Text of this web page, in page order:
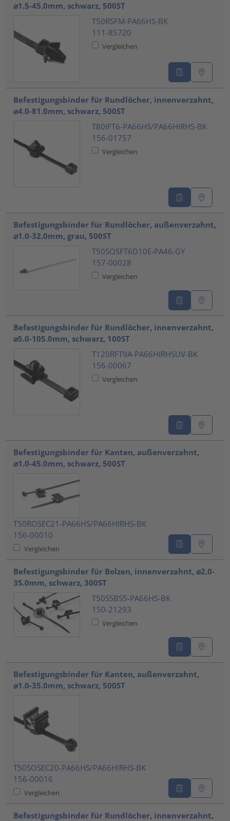
⌀1.5-45.0mm, schwarz, 500ST
T50RSFM-PA66HS-BK
111-85720
Vergleichen
Befestigungsbinder für Rundlöcher, innenverzahnt,
⌀4.0-81.0mm, schwarz, 500ST
T80IFT6-PA66HS/PA66HIRHS-BK
156-01757
Vergleichen
Befestigungsbinder für Rundlöcher, außenverzahnt,
⌀1.0-32.0mm, grau, 500ST
T50SOSFT6D10E-PA46-GY
157-00028
Vergleichen
Befestigungsbinder für Rundlöcher, innenverzahnt,
⌀5.0-105.0mm, schwarz, 100ST
T120RFT9A-PA66HIRHSUV-BK
156-00067
Vergleichen
Befestigungsbinder für Kanten, außenverzahnt,
⌀1.0-45.0mm, schwarz, 500ST
T50ROSEC21-PA66HS/PA66HIRHS-BK
156-00010
Vergleichen
Befestigungsbinder für Bolzen, innenverzahnt, ⌀2.0-
35.0mm, schwarz, 300ST
T50SSBS5-PA66HS-BK
150-21293
Vergleichen
Befestigungsbinder für Kanten, außenverzahnt,
⌀1.0-35.0mm, schwarz, 500ST
T50SOSEC20-PA66HS/PA66HIRHS-BK
156-00016
Vergleichen
Befestigungsbinder für Rundlöcher, innenverzahnt,